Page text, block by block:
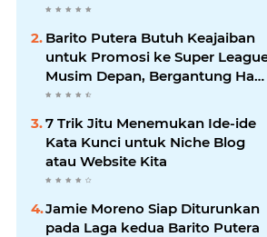
Liga 2
Barito Putera Butuh Keajaiban
untuk Promosi ke Super League
Musim Depan, Bergantung Hasil
PSS Sleman
7 Trik Jitu Menemukan Ide-ide
Kata Kunci untuk Niche Blog
atau Website Kita
Jamie Moreno Siap Diturunkan
pada Laga kedua Barito Putera